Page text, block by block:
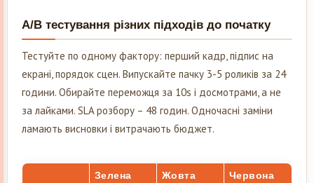
A/B тестування різних підходів до початку
Тестуйте по одному фактору: перший кадр, підпис на
екрані, порядок сцен. Випускайте пачку 3-5 роликів за 24
години. Обирайте переможця за 10s і досмотрами, а не
за лайками. SLA розбору – 48 годин. Одночасні заміни
ламають висновки і витрачають бюджет.
Зелена
Жовта
Червона